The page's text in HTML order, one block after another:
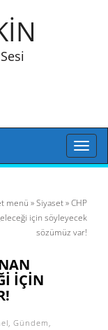
Toggle
menü »Siyaset» CHP
için söyleyecek
sözümüz var!
IÇIN
, Gündem ,